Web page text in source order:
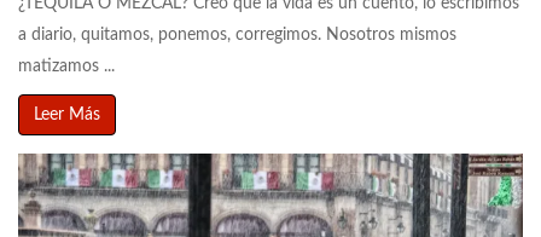
¿TEQUILA O MEZCAL? Creo que la vida es un cuento, lo escribimos
a diario, quitamos, ponemos, corregimos. Nosotros mismos
matizamos ...
Leer Más